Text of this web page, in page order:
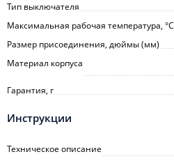
Тип выключателя
Максимальная рабочая температура, °С
Размер присоединения, дюймы (мм)
Материал корпуса
Гарантия, г
Инструкции
Техническое описание